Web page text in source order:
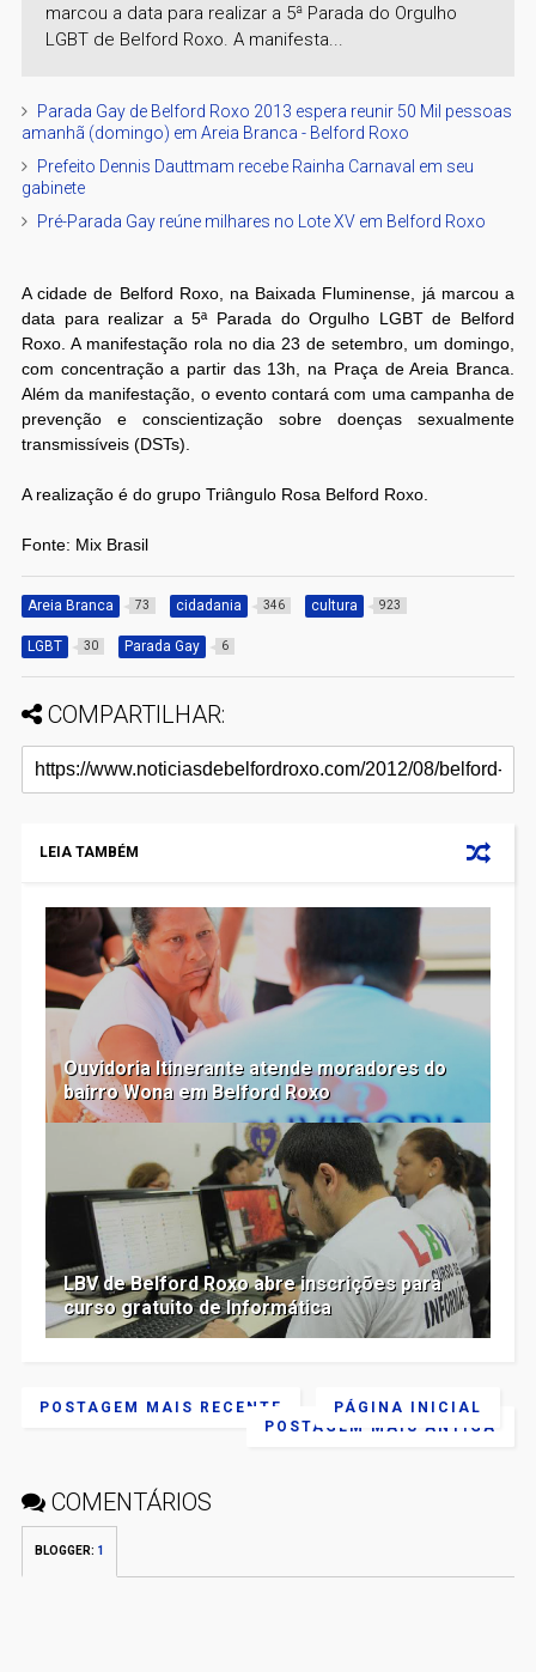
marcou a data para realizar a 5ª Parada do Orgulho
LGBT de Belford Roxo. A manifesta...
Parada Gay de Belford Roxo 2013 espera reunir 50 Mil pessoas
amanhã (domingo) em Areia Branca - Belford Roxo
Prefeito Dennis Dauttmam recebe Rainha Carnaval em seu
gabinete
Pré-Parada Gay reúne milhares no Lote XV em Belford Roxo
A cidade de Belford Roxo, na Baixada Fluminense, já marcou a
data para realizar a 5ª Parada do Orgulho LGBT de Belford
Roxo. A manifestação rola no dia 23 de setembro, um domingo,
com concentração a partir das 13h, na Praça de Areia Branca.
Além da manifestação, o evento contará com uma campanha de
prevenção e conscientização sobre doenças sexualmente
transmissíveis (DSTs).
A realização é do grupo Triângulo Rosa Belford Roxo.
Fonte: Mix Brasil
Areia Branca 73 cidadania 346 cultura 923
LGBT 30 Parada Gay 6
COMPARTILHAR:
LEIA TAMBÉM
Ouvidoria Itinerante atende moradores do
bairro Wona em Belford Roxo
LBV de Belford Roxo abre inscrições para
curso gratuito de Informática
POSTAGEM MAIS RECENTE
POSTAGEM MAIS ANTIGA
PÁGINA INICIAL
COMENTÁRIOS
BLOGGER: 1